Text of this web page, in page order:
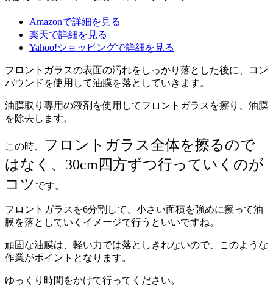
Amazonで詳細を見る
楽天で詳細を見る
Yahoo!ショッピングで詳細を見る
フロントガラスの表面の汚れをしっかり落とした後に、コン
パウンドを使用して油膜を落としていきます。
油膜取り専用の液剤を使用してフロントガラスを擦り、油膜
を除去します。
この時、
フロントガラス全体を擦るので
はなく、30cm四方ずつ行っていくのが
コツ です。
フロントガラスを6分割して、小さい面積を強めに擦って油
膜を落としていくイメージで行うといいですね。
頑固な油膜は、軽い力では落としきれないので、このような
作業がポイントとなります。
ゆっくり時間をかけて行ってください。